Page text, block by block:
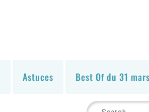
Astuces Best Of du 31
Search